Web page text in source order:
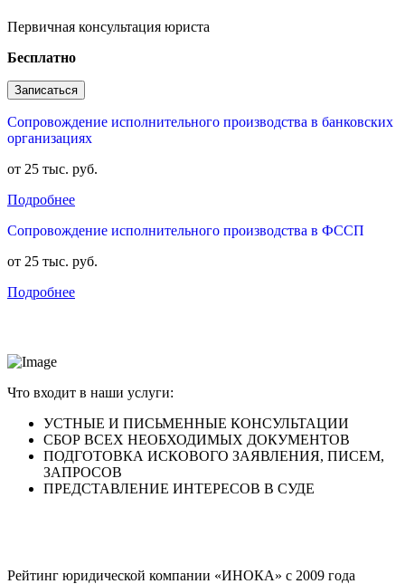
Первичная консультация юриста
Бесплатно
Записаться
Сопровождение исполнительного производства в банковских
организациях
от 25 тыс. руб.
Подробнее
Сопровождение исполнительного производства в ФССП
от 25 тыс. руб.
Подробнее
Что входит в наши услуги:
УСТНЫЕ И ПИСЬМЕННЫЕ КОНСУЛЬТАЦИИ
СБОР ВСЕХ НЕОБХОДИМЫХ ДОКУМЕНТОВ
ПОДГОТОВКА ИСКОВОГО ЗАЯВЛЕНИЯ, ПИСЕМ,
ЗАПРОСОВ
ПРЕДСТАВЛЕНИЕ ИНТЕРЕСОВ В СУДЕ
Рейтинг юридической компании «ИНОКА» с 2009 года